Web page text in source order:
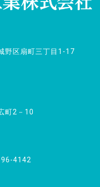
野区扇町三丁目1-17
町2－10
4142